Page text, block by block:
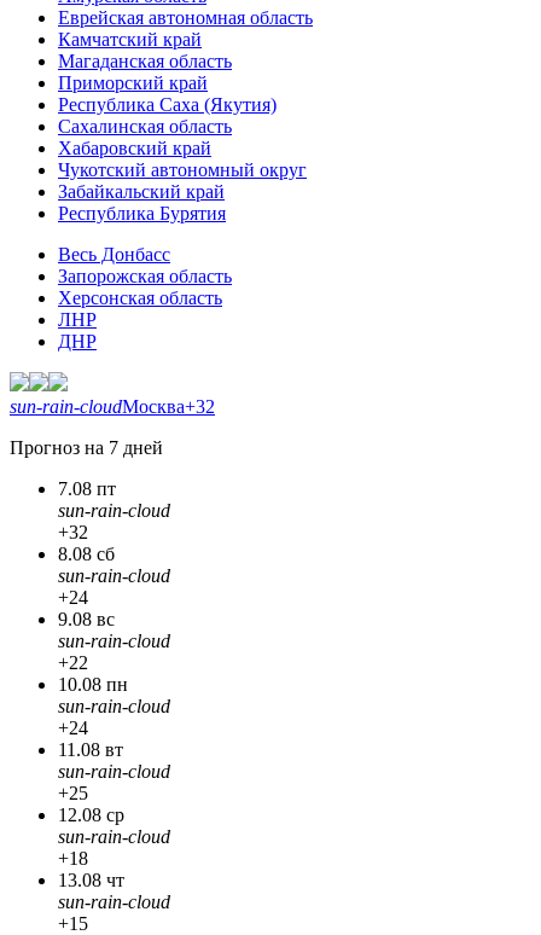
Еврейская автономная область
Камчатский край
Магаданская область
Приморский край
Республика Саха (Якутия)
Сахалинская область
Хабаровский край
Чукотский автономный округ
Забайкальский край
Республика Бурятия
Весь Донбасс
Запорожская область
Херсонская область
ЛНР
ДНР
sun-rain-cloudМосква+32
Прогноз на 7 дней
7.08 пт
sun-rain-cloud
+32
8.08 сб
sun-rain-cloud
+24
9.08 вс
sun-rain-cloud
+22
10.08 пн
sun-rain-cloud
+24
11.08 вт
sun-rain-cloud
+25
12.08 ср
sun-rain-cloud
+18
13.08 чт
sun-rain-cloud
+15